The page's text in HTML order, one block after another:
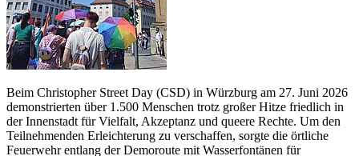
Beim Christopher Street Day (CSD) in Würzburg am 27. Juni 2026
demonstrierten über 1.500 Menschen trotz großer Hitze friedlich in
der Innenstadt für Vielfalt, Akzeptanz und queere Rechte. Um den
Teilnehmenden Erleichterung zu verschaffen, sorgte die örtliche
Feuerwehr entlang der Demoroute mit Wasserfontänen für